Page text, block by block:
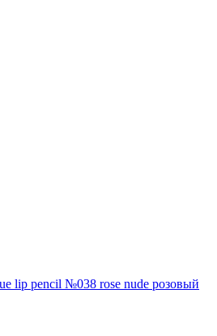
lip pencil №038 rose nude розовый